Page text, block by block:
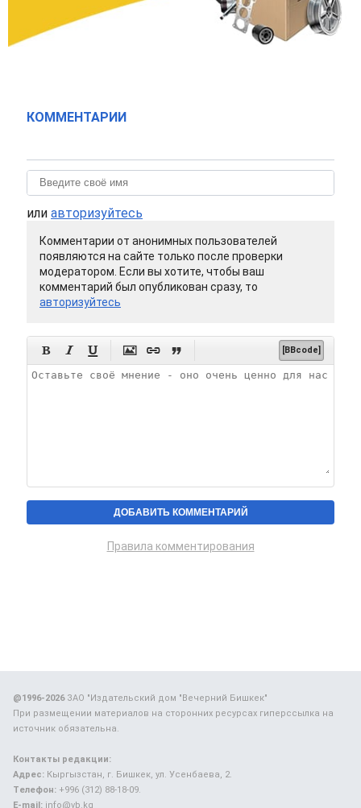
КОММЕНТАРИИ
или авторизуйтесь
Комментарии от анонимных пользователей
появляются на сайте только после проверки
модератором. Если вы хотите, чтобы ваш
комментарий был опубликован сразу, то
авторизуйтесь
      [BBcode]
Правила комментирования
@1996-2026ЗАО "Издательский дом "Вечерний Бишкек"
При размещении материалов на сторонних ресурсах гиперссылка на
источник обязательна.
Контакты редакции:
Адрес: Кыргызстан, г. Бишкек, ул. Усенбаева, 2.
Телефон: +996 (312) 88-18-09.
E-mail: info@vb.kg